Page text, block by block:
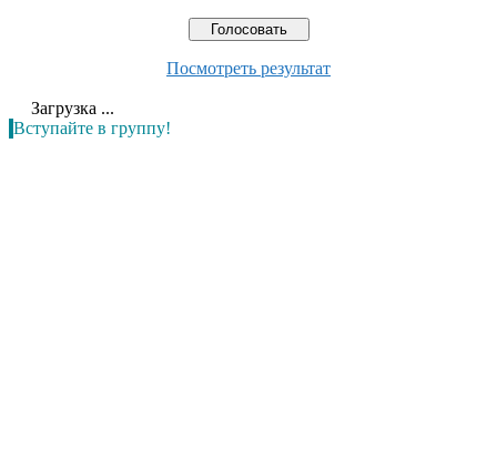
Посмотреть результат
Загрузка ...
Вступайте в группу!